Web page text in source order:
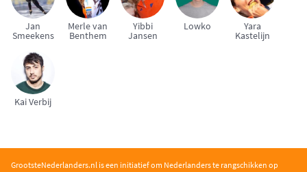
Jan
Smeekens
Merle van
Benthem
Yibbi
Jansen
Lowko Yara
Kastelijn
Kai Verbij
GrootsteNederlanders.nl is een initiatief om Nederlanders te rangschikken op